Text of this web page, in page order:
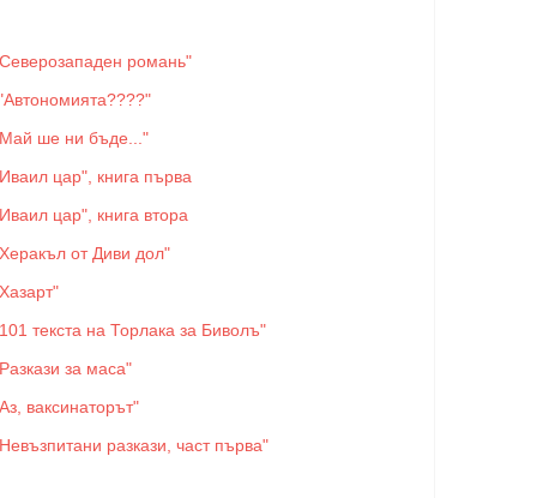
романь"
ше ни бъде..."
цар", книга първа
цар", книга втора
от Диви дол"
текста на Торлака за Биволъ"
за маса"
ваксинаторът"
разкази, част първа"